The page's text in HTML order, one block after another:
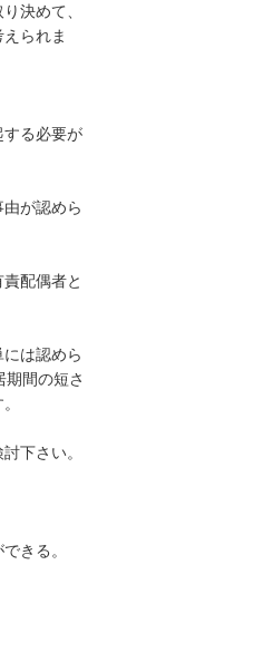
決めて、
られま
する必要が
が認めら
配偶者と
は認めら
間の短さ
下さい。
きる。